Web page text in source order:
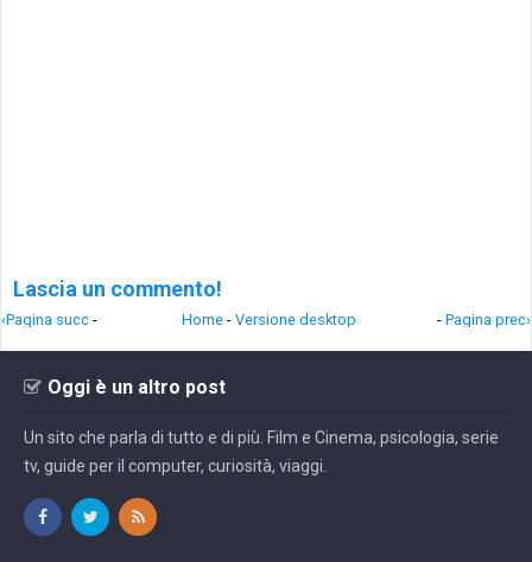
Lascia un commento!
‹Pagina succ - - Pagina prec›
Home - Versione desktop
Oggi è un altro post
Un sito che parla di tutto e di più. Film e Cinema, psicologia, serie
tv, guide per il computer, curiosità, viaggi.